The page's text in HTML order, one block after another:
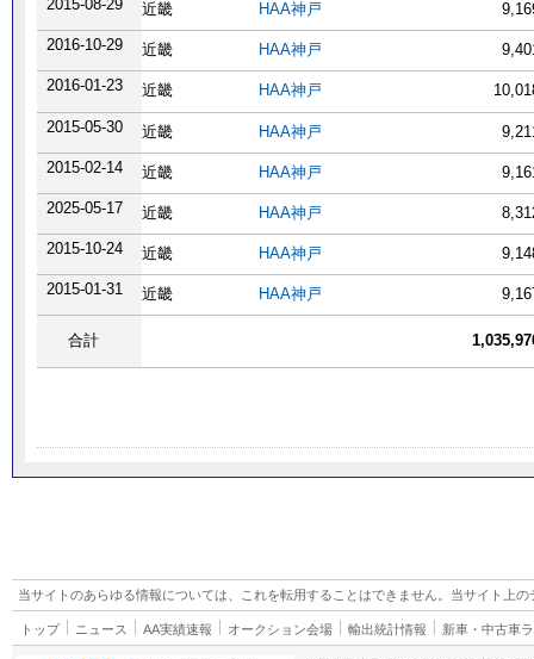
2015-08-29
近畿 HAA神戸
2016-10-29
近畿 HAA神戸
2016-01-23
近畿 HAA神戸
2015-05-30 近畿 HAA神戸
2015-02-14
近畿 HAA神戸
2025-05-17
近畿 HAA神戸
2015-10-24
近畿 HAA神戸
2015-01-31
近畿 HAA神戸
合計
当サイトのあらゆる情報については、これを転用することはできません。当サイト上
トップ ニュース AA実績速報 オークション会場 輸出統計情報 新車・中古車